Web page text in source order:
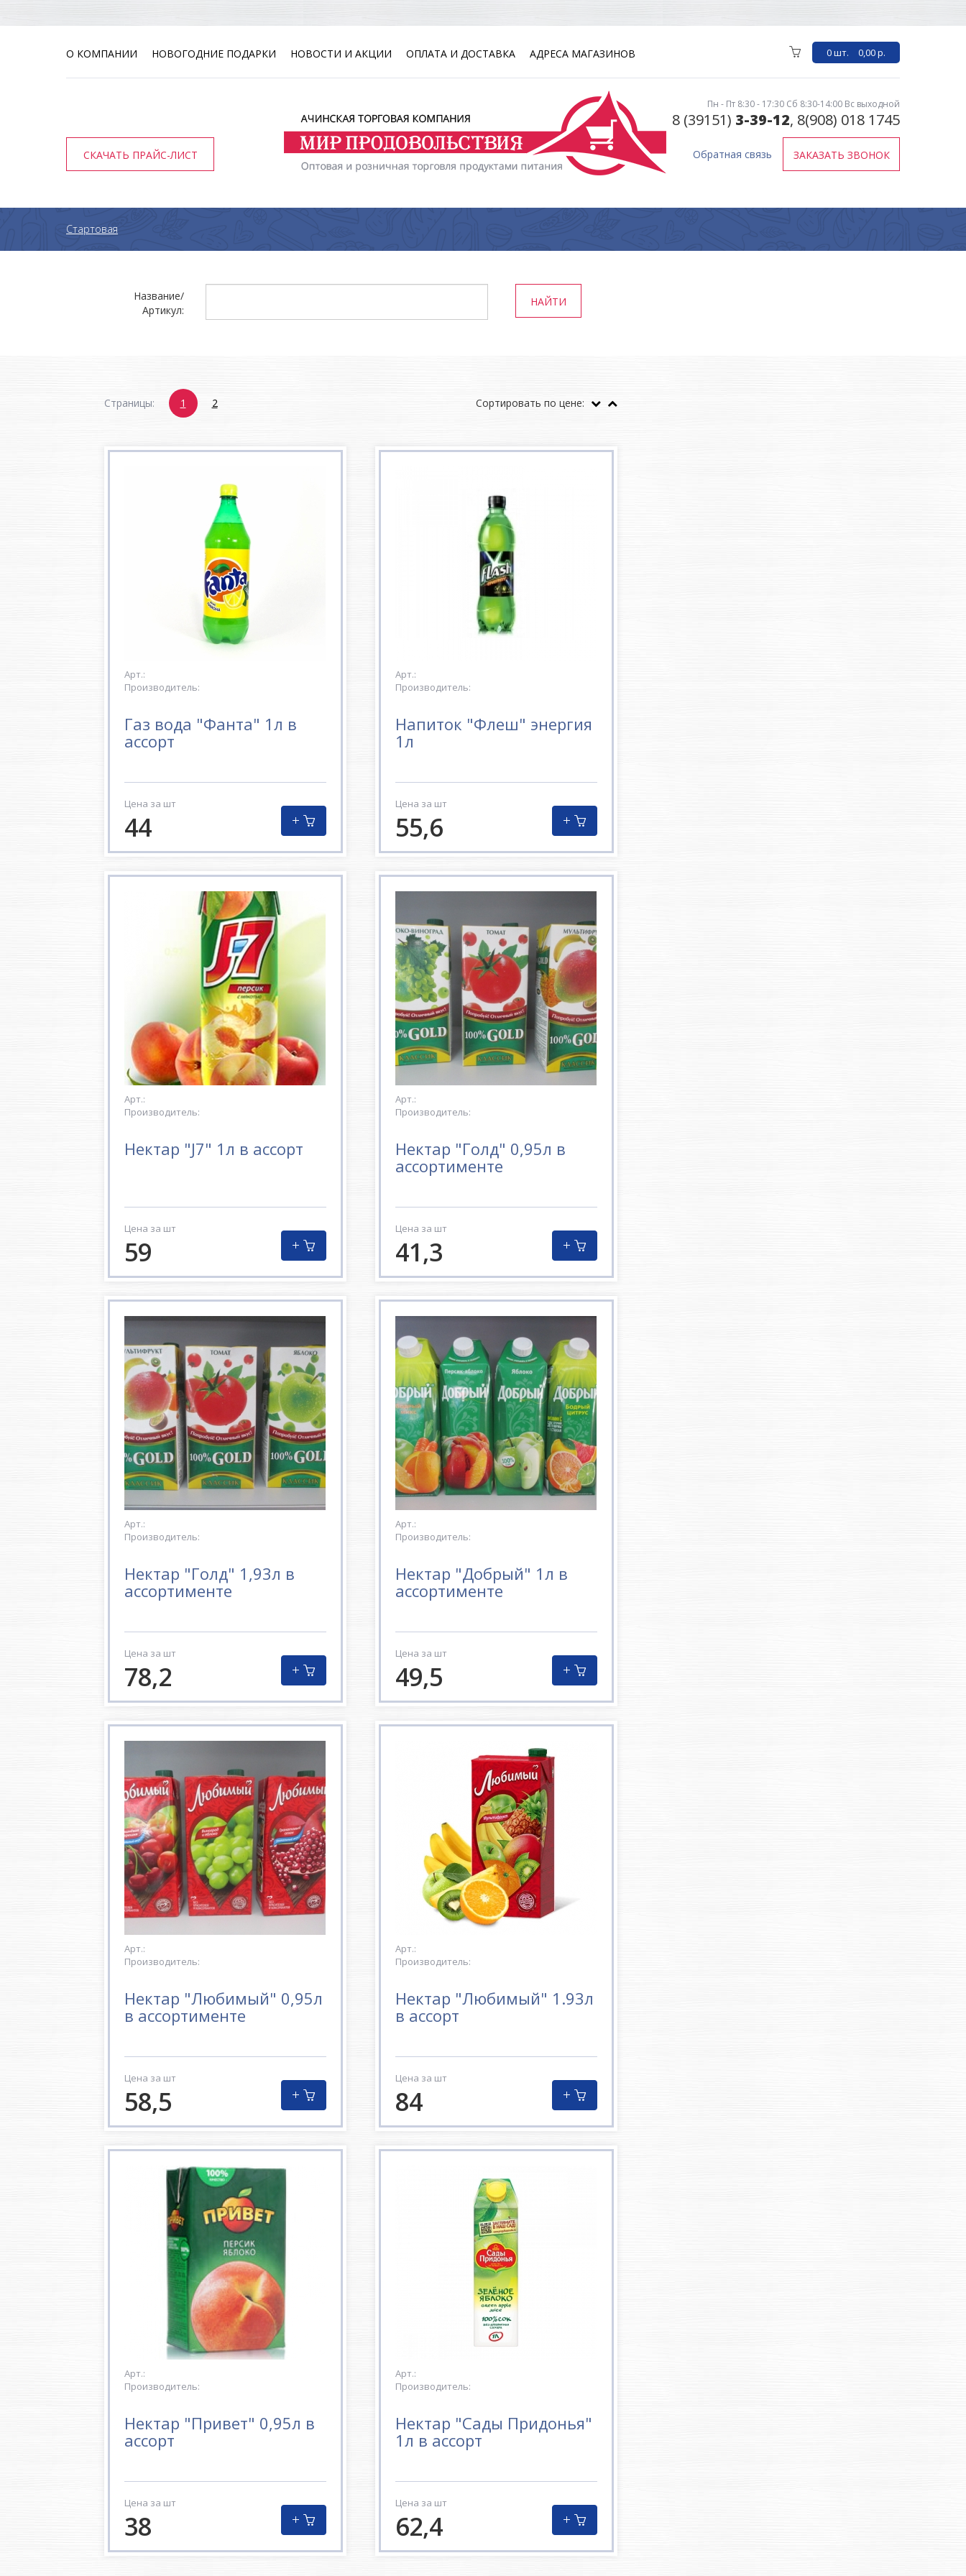
О КОМПАНИИ НОВОГОДНИЕ ПОДАРКИ НОВОСТИ И АКЦИИ ОПЛАТА И ДОСТАВКА АДРЕСА МАГАЗИНОВ 0 шт. 0,00 р.
СКАЧАТЬ ПРАЙС-ЛИСТ
Пн - Пт 8:30 - 17:30 Сб 8:30-14:00 Вс выходной
8 (39151) 3-39-12, 8(908) 018 1745
ЗАКАЗАТЬ ЗВОНОК
Обратная связь
Стартовая
Название/
Артикул:
Страницы: 1 2 Сортировать по цене:
Арт.:
Производитель:
Газ вода "Фанта" 1л в
ассорт
Цена за шт
44
Арт.:
Производитель:
Напиток "Флеш" энергия
1л
Цена за шт
55,6
Арт.:
Производитель:
Нектар "J7" 1л в ассорт
Цена за шт
59
Арт.:
Производитель:
Нектар "Голд" 0,95л в
ассортименте
Цена за шт
41,3
Арт.:
Производитель:
Нектар "Голд" 1,93л в
ассортименте
Цена за шт
78,2
Арт.:
Производитель:
Нектар "Добрый" 1л в
ассортименте
Цена за шт
49,5
Арт.:
Производитель:
Нектар "Любимый" 0,95л
в ассортименте
Цена за шт
58,5
Арт.:
Производитель:
Нектар "Любимый" 1.93л
в ассорт
Цена за шт
84
Арт.:
Производитель:
Нектар "Привет" 0,95л в
ассорт
Цена за шт
38
Арт.:
Производитель:
Нектар "Сады Придонья"
1л в ассорт
Цена за шт
62,4